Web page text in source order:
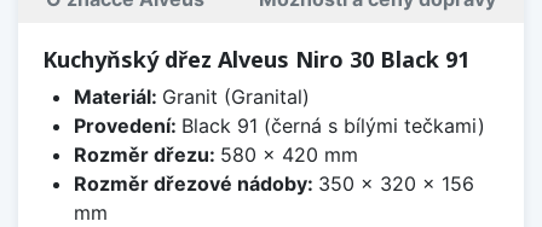
Kuchyňský dřez Alveus Niro 30 Black 91
Materiál: Granit (Granital)
Provedení: Black 91 (černá s bílými tečkami)
Rozměr dřezu: 580 x 420 mm
Rozměr dřezové nádoby: 350 x 320 x 156
mm